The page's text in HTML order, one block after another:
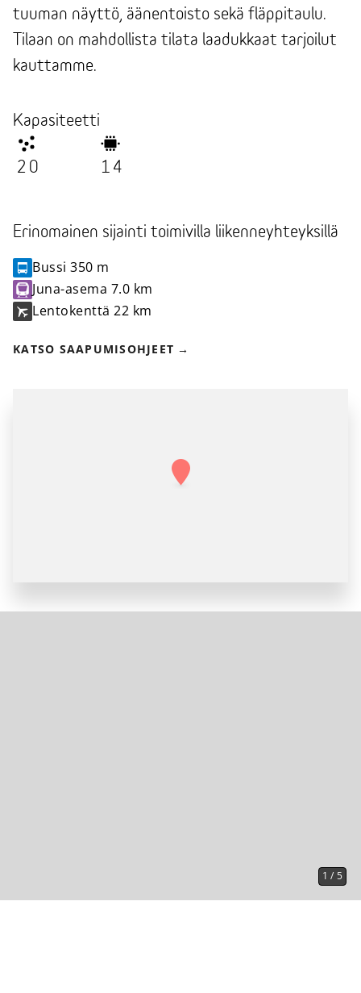
tuuman näyttö, äänentoisto sekä fläppitaulu.
Tilaan on mahdollista tilata laadukkaat tarjoilut
kauttamme.
Kapasiteetti
20 14
Erinomainen sijainti toimivilla liikenneyhteyksillä
Bussi 350 m
Juna-asema 7.0 km
Lentokenttä 22 km
KATSO SAAPUMISOHJEET
1 / 5